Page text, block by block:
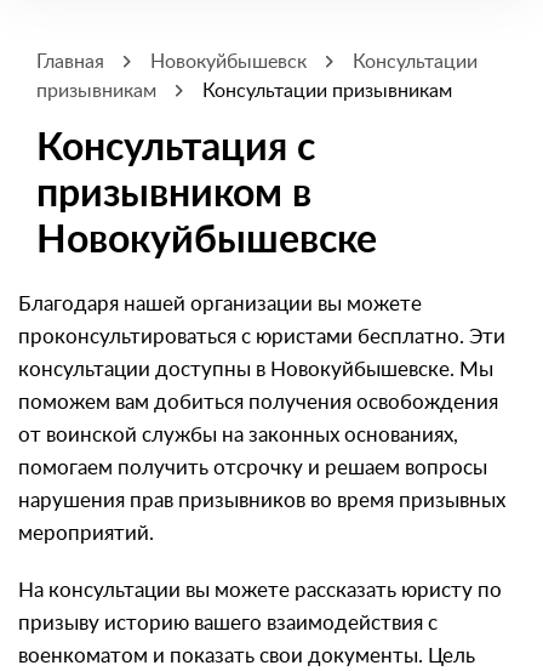
Главная Новокуйбышевск
Консультации
призывникам
Консультации призывникам
Консультация с
призывником в
Новокуйбышевске
Благодаря нашей организации вы можете
проконсультироваться с юристами бесплатно. Эти
консультации доступны в Новокуйбышевске. Мы
поможем вам добиться получения освобождения
от воинской службы на законных основаниях,
помогаем получить отсрочку и решаем вопросы
нарушения прав призывников во время призывных
мероприятий.
На консультации вы можете рассказать юристу по
призыву историю вашего взаимодействия с
военкоматом и показать свои документы. Цель